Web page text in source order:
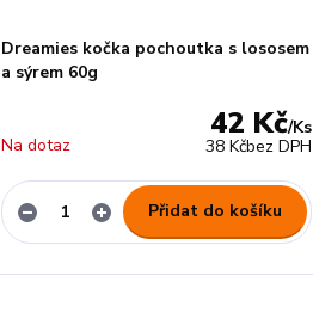
Dreamies kočka pochoutka s lososem
a sýrem 60g
42 Kč/Ks
38 Kčbez DPH
Na dotaz
Přidat do košíku